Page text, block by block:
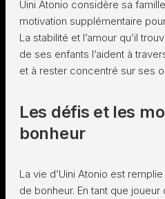
Uini Atonio considère sa
motivation supplémentaire
La stabilité et l’amour qu’il
de ses enfants l’aident à
et à rester concentré sur ses
Les défis et les
bonheur
La vie d’Uini Atonio est
de bonheur. En tant que